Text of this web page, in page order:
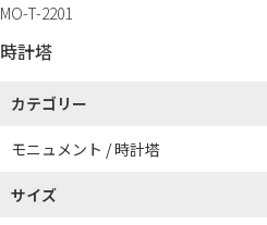
MO-T-2201
時計塔
カテゴリー
モニュメント / 時計塔
サイズ